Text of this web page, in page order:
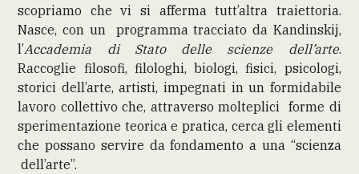
scopriamo che vi si afferma tutt’altra traiettoria.
Nasce, con un programma tracciato da Kandinskij,
l’Accademia di Stato delle scienze dell’arte.
Raccoglie filosofi, filologhi, biologi, fisici, psicologi,
storici dell’arte, artisti, impegnati in un formidabile
lavoro collettivo che, attraverso molteplici forme di
sperimentazione teorica e pratica, cerca gli elementi
che possano servire da fondamento a una “scienza
dell’arte”.